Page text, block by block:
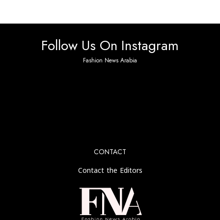
Follow Us On Instagram
Fashion News Arabia
CONTACT
Contact the Editors